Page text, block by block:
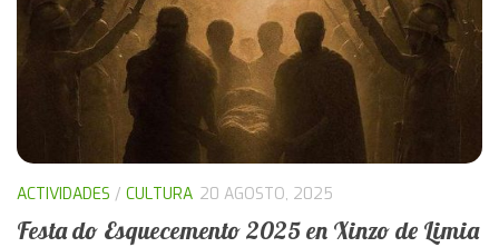
ACTIVIDADES / CULTURA 20 AGOSTO, 2025
Festa do Esquecemento 2025 en Xinzo de Limia